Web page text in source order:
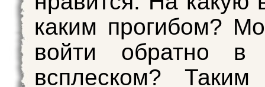
каким прогибом?
войти обратно
всплеском? Таким